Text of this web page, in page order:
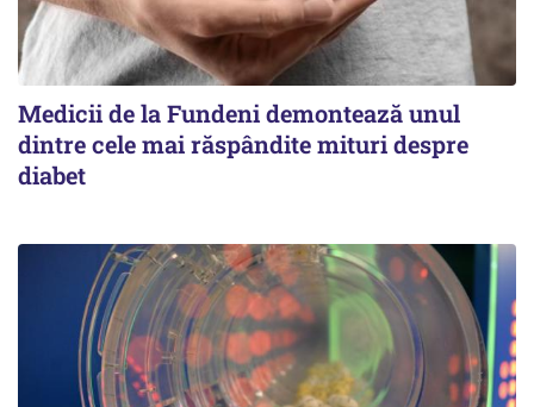
Medicii de la Fundeni demontează unul
dintre cele mai răspândite mituri despre
diabet